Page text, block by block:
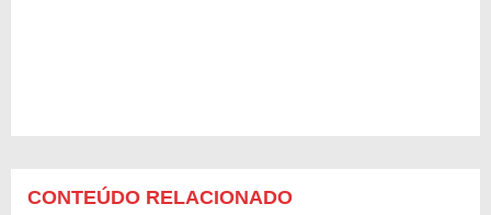
CONTEÚDO RELACIONADO